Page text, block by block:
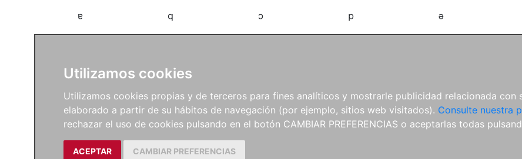
Utilizamos cookies
Utilizamos cookies propias y de terceros para fines analíticos y mostrarle publicidad relacionada con
elaborado a partir de su hábitos de navegación (por ejemplo, sitios web visitados). Consulte nuestra
rechazar el uso de cookies pulsando en el botón CAMBIAR PREFERENCIAS o aceptarlas todas
ACEPTAR CAMBIAR PREFERENCIAS
a b c d e